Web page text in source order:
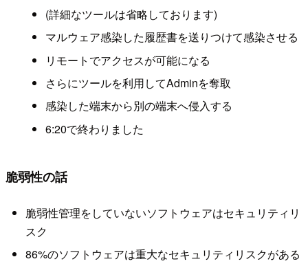
(詳細なツールは省略しております)
マルウェア感染した履歴書を送りつけて感染させる
リモートでアクセスが可能になる
さらにツールを利用してAdminを奪取
感染した端末から別の端末へ侵入する
6:20で終わりました
脆弱性の話
脆弱性管理をしていないソフトウェアはセキュリティリ
スク
86%のソフトウェアは重大なセキュリティリスクがある